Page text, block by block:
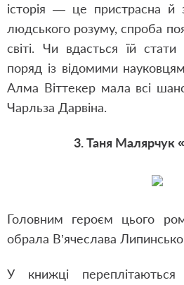
історія — це пристрасна й
людського розуму, спроба
світі. Чи вдасться їй
поряд із відомими
Алма Віттекер мала всі
Чарльза Дарвіна.
3. Таня Малярчук
Головним героєм цього
обрала В’ячеслава
У книжці переплітаються